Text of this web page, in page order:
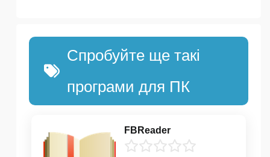
Спробуйте ще такі
програми для ПК
FBReader